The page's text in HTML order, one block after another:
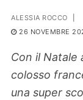
PIANTE
Search for:
ALESSIA ROCCO
26 NOVEMBRE
Con il Natale
colosso
una super